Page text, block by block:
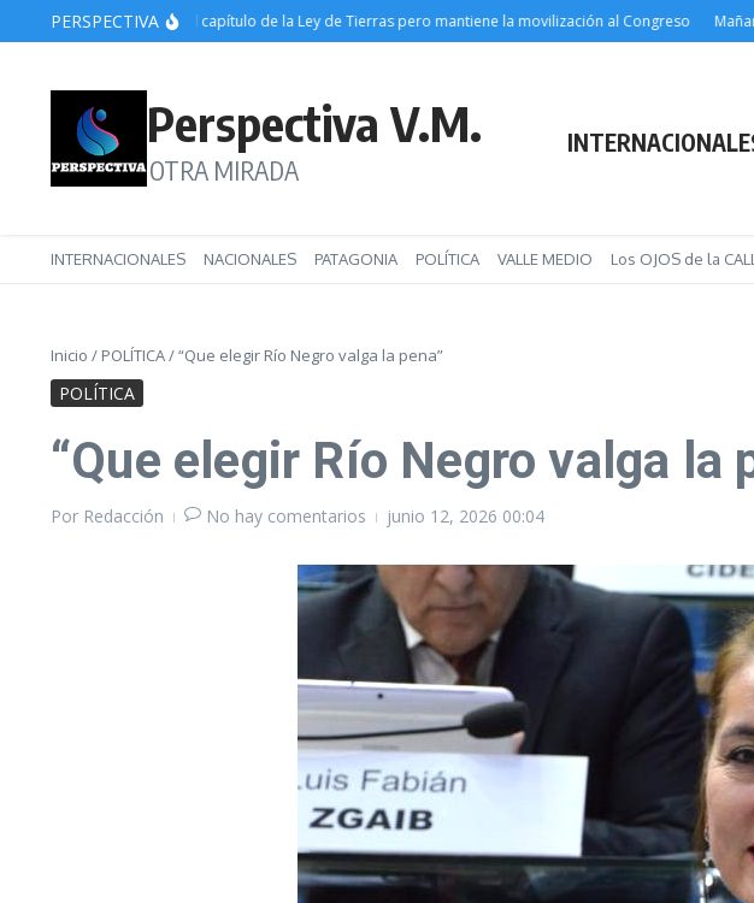
Saltar al contenido
PERSPECTIVA
destaca la caída del capítulo de la Ley de Tierras pero mantiene la movilización al Congreso Mañana ATE
Perspectiva V.M.
OTRA MIRADA
INTERNACIONALES NACIONALES PATAGONIA POLÍTICA VALLE MEDIO Los OJOS de la
Inicio / POLÍTICA/“Que elegir Río Negro valga la pena”
POLÍTICA
“Que elegir Río Negro valga la
Por Redacción No hay comentarios junio 12, 2026 00:04